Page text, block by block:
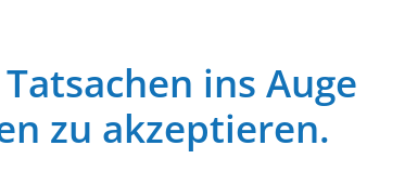
ins Auge
zu akzeptieren.